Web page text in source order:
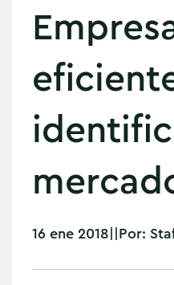
16 ene 2018||Por: